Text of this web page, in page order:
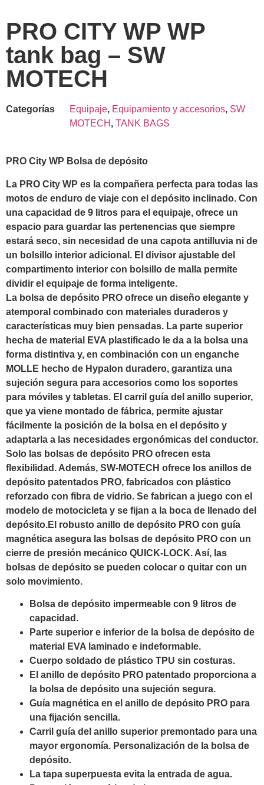
PRO CITY WP WP
tank bag – SW
MOTECH
Categorías Equipaje, Equipamiento y accesorios, SW
MOTECH , TANK BAGS
PRO City WP Bolsa de depósito
La PRO City WP es la compañera perfecta para todas las
motos de enduro de viaje con el depósito inclinado. Con
una capacidad de 9 litros para el equipaje, ofrece un
espacio para guardar las pertenencias que siempre
estará seco, sin necesidad de una capota antilluvia ni de
un bolsillo interior adicional. El divisor ajustable del
compartimento interior con bolsillo de malla permite
dividir el equipaje de forma inteligente.
La bolsa de depósito PRO ofrece un diseño elegante y
atemporal combinado con materiales duraderos y
características muy bien pensadas. La parte superior
hecha de material EVA plastificado le da a la bolsa una
forma distintiva y, en combinación con un enganche
MOLLE hecho de Hypalon duradero, garantiza una
sujeción segura para accesorios como los soportes
para móviles y tabletas. El carril guía del anillo superior,
que ya viene montado de fábrica, permite ajustar
fácilmente la posición de la bolsa en el depósito y
adaptarla a las necesidades ergonómicas del conductor.
Solo las bolsas de depósito PRO ofrecen esta
flexibilidad. Además, SW-MOTECH ofrece los anillos de
depósito patentados PRO, fabricados con plástico
reforzado con fibra de vidrio. Se fabrican a juego con el
modelo de motocicleta y se fijan a la boca de llenado del
depósito.El robusto anillo de depósito PRO con guía
magnética asegura las bolsas de depósito PRO con un
cierre de presión mecánico QUICK-LOCK. Así, las
bolsas de depósito se pueden colocar o quitar con un
solo movimiento.
Bolsa de depósito impermeable con 9 litros de
capacidad.
Parte superior e inferior de la bolsa de depósito de
material EVA laminado e indeformable.
Cuerpo soldado de plástico TPU sin costuras.
El anillo de depósito PRO patentado proporciona a
la bolsa de depósito una sujeción segura.
Guía magnética en el anillo de depósito PRO para
una fijación sencilla.
Carril guía del anillo superior premontado para una
mayor ergonomía. Personalización de la bolsa de
depósito.
La tapa superpuesta evita la entrada de agua.